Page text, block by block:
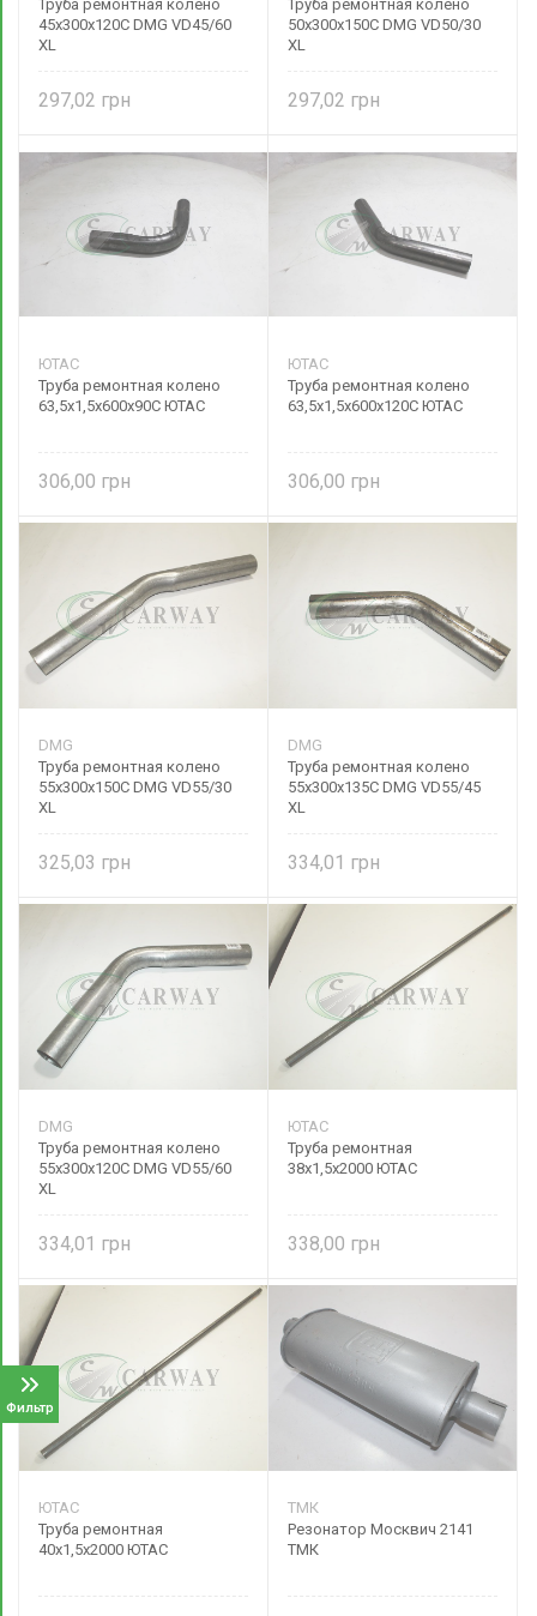
Фильтр
Труба ремонтная колено
45х300х120С DMG VD45/60
XL
297,02
Труба ремонтная колено
50х300х150С DMG VD50/30
XL
297,02
ЮТАС
Труба ремонтная колено
63,5х1,5х600х90С ЮТАС
306,00
ЮТАС
Труба ремонтная колено
63,5х1,5х600х120С ЮТАС
306,00
DMG
Труба ремонтная колено
55х300х150С DMG VD55/30
XL
325,03
DMG
Труба ремонтная колено
55х300х135С DMG VD55/45
XL
334,01
DMG
Труба ремонтная колено
55х300х120С DMG VD55/60
XL
334,01
ЮТАС
Труба ремонтная
38х1,5х2000 ЮТАС
338,00
ЮТАС
Труба ремонтная
40х1,5х2000 ЮТАС
ТМК
Резонатор Москвич 2141
ТМК